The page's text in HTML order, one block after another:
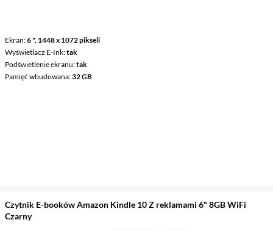
Ekran 6 ", 1448 x 1072 pikseli
Wyświetlacz E-Ink tak
Podświetlenie ekranu tak
Pamięć wbudowana 32 GB
Czytnik E-booków Amazon Kindle 10 Z reklamami 6" 8GB WiFi
Czarny